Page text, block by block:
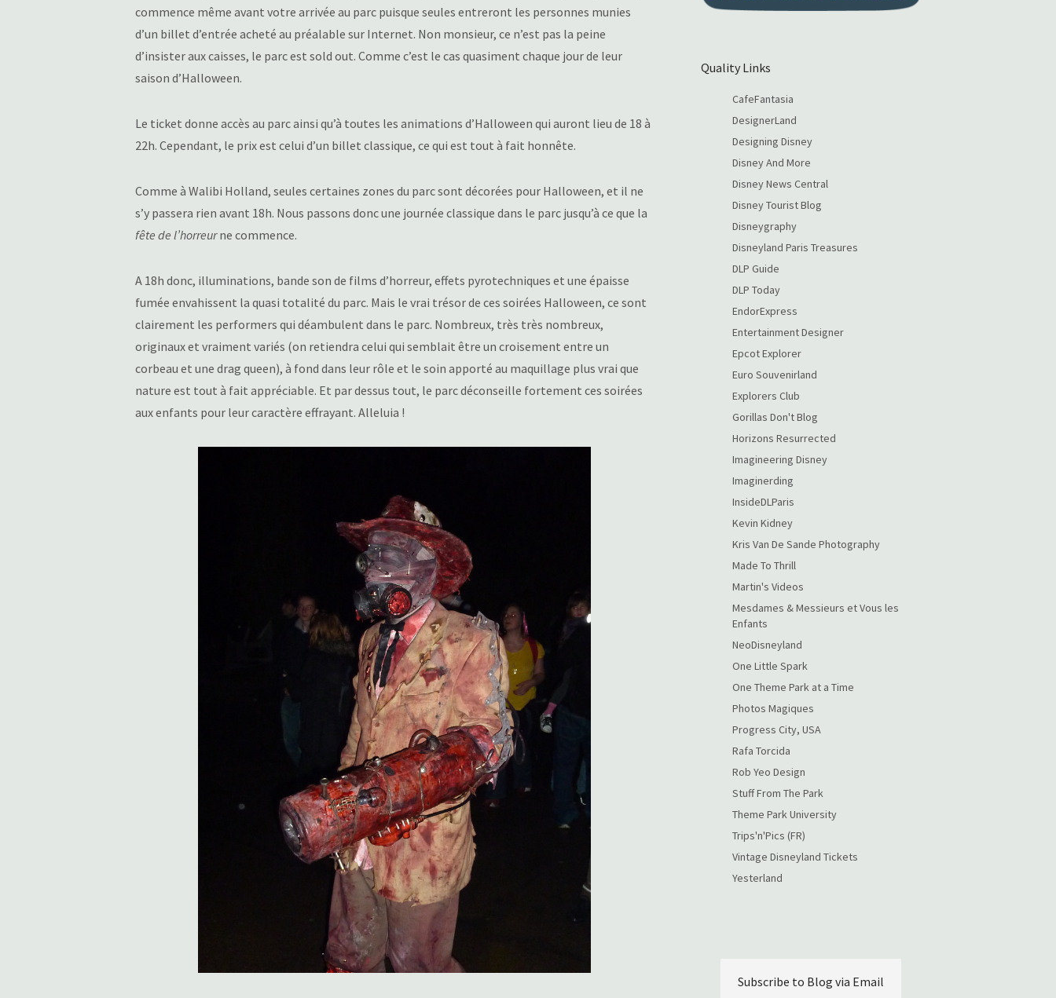
commence même avant votre arrivée au parc puisque seules entreront les personnes munies
d’un billet d’entrée acheté au préalable sur Internet. Non monsieur, ce n’est pas la peine
d’insister aux caisses, le parc est sold out. Comme c’est le cas quasiment chaque jour de leur
saison d’Halloween.
Le ticket donne accès au parc ainsi qu’à toutes les animations d’Halloween qui auront lieu de 18 à
22h. Cependant, le prix est celui d’un billet classique, ce qui est tout à fait honnête.
Comme à Walibi Holland, seules certaines zones du parc sont décorées pour Halloween, et il ne
s’y passera rien avant 18h. Nous passons donc une journée classique dans le parc jusqu’à ce que la
fête de l’horreurne commence.
A 18h donc, illuminations, bande son de films d’horreur, effets pyrotechniques et une épaisse
fumée envahissent la quasi totalité du parc. Mais le vrai trésor de ces soirées Halloween, ce sont
clairement les performers qui déambulent dans le parc. Nombreux, très très nombreux,
originaux et vraiment variés (on retiendra celui qui semblait être un croisement entre un
corbeau et une drag queen), à fond dans leur rôle et le soin apporté au maquillage plus vrai que
nature est tout à fait appréciable. Et par dessus tout, le parc déconseille fortement ces soirées
aux enfants pour leur caractère effrayant. Alleluia !
Quality Links
CafeFantasia
DesignerLand
Designing Disney
Disney And More
Disney News Central
Disney Tourist Blog
Disneygraphy
Disneyland Paris Treasures
DLP Guide
DLP Today
EndorExpress
Entertainment Designer
Epcot Explorer
Euro Souvenirland
Explorers Club
Gorillas Don't Blog
Horizons Resurrected
Imagineering Disney
Imaginerding
InsideDLParis
Kevin Kidney
Kris Van De Sande Photography
Made To Thrill
Martin's Videos
Mesdames & Messieurs et Vous les
Enfants
NeoDisneyland
One Little Spark
One Theme Park at a Time
Photos Magiques
Progress City, USA
Rafa Torcida
Rob Yeo Design
Stuff From The Park
Theme Park University
Trips'n'Pics (FR)
Vintage Disneyland Tickets
Yesterland
Subscribe to Blog via Email